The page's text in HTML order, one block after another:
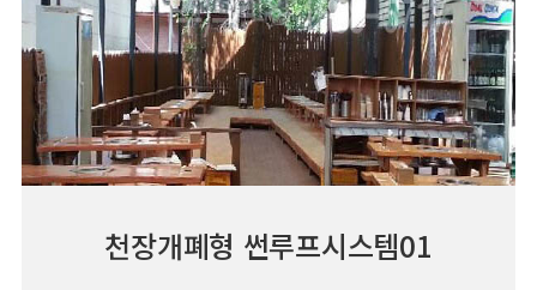
천장개폐형 썬루프시스템01